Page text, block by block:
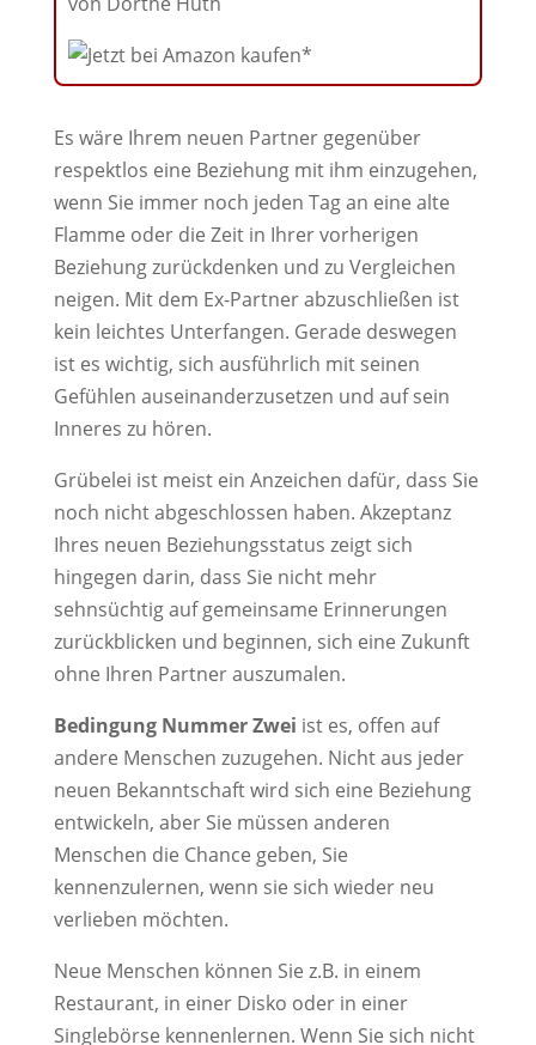
Es wäre Ihrem neuen Partner gegenüber
respektlos eine Beziehung mit ihm einzugehen,
wenn Sie immer noch jeden Tag an eine alte
Flamme oder die Zeit in Ihrer vorherigen
Beziehung zurückdenken und zu Vergleichen
neigen. Mit dem Ex-Partner abzuschließen ist
kein leichtes Unterfangen. Gerade deswegen
ist es wichtig, sich ausführlich mit seinen
Gefühlen auseinanderzusetzen und auf sein
Inneres zu hören.
Grübelei ist meist ein Anzeichen dafür, dass Sie
noch nicht abgeschlossen haben. Akzeptanz
Ihres neuen Beziehungsstatus zeigt sich
hingegen darin, dass Sie nicht mehr
sehnsüchtig auf gemeinsame Erinnerungen
zurückblicken und beginnen, sich eine Zukunft
ohne Ihren Partner auszumalen.
Bedingung Nummer Zwei ist es, offen auf
andere Menschen zuzugehen. Nicht aus jeder
neuen Bekanntschaft wird sich eine Beziehung
entwickeln, aber Sie müssen anderen
Menschen die Chance geben, Sie
kennenzulernen, wenn sie sich wieder neu
verlieben möchten.
Neue Menschen können Sie z.B. in einem
Restaurant, in einer Disko oder in einer
Singlebörse kennenlernen. Wenn Sie sich nicht